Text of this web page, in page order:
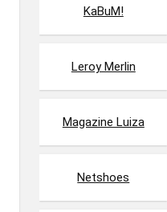
KaBuM!
Leroy Merlin
Magazine Luiza
Netshoes